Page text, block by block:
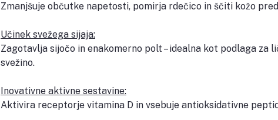
Zmanjšuje občutke napetosti, pomirja rdečico in ščiti kožo
Učinek svežega sijaja:
Zagotavlja sijočo in enakomerno polt – idealna kot podlaga za
svežino.
Inovativne aktivne sestavine:
Aktivira receptorje vitamina D in vsebuje antioksidativne